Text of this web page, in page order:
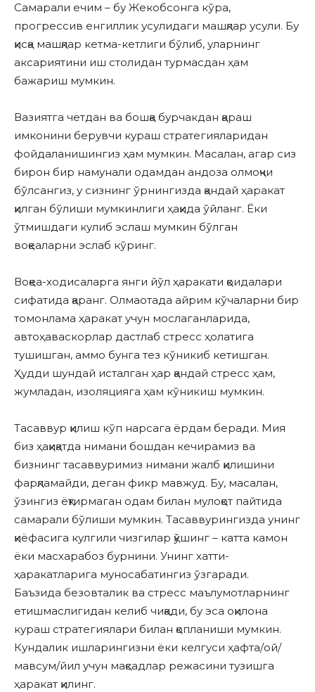
Самарали ечим – бу Жекобсонга кўра,
прогрессив енгиллик усулидаги машқлар усули. Бу
қисқа машқлар кетма-кетлиги бўлиб, уларнинг
аксариятини иш столидан турмасдан ҳам
бажариш мумкин.
Вазиятга четдан ва бошқа бурчакдан қараш
имконини берувчи кураш стратегияларидан
фойдаланишингиз ҳам мумкин. Масалан, агар сиз
бирон бир намунали одамдан андоза олмоқчи
бўлсангиз, у сизнинг ўрнингизда қандай ҳаракат
қилган бўлиши мумкинлиги ҳақида ўйланг. Ёки
ўтмишдаги кулиб эслаш мумкин бўлган
воқеаларни эслаб кўринг.
Воқеа-ходисаларга янги йўл ҳаракати қоидалари
сифатида қаранг. Олмаотада айрим кўчаларни бир
томонлама ҳаракат учун мослаганларида,
автоҳаваскорлар дастлаб стресс ҳолатига
тушишган, аммо бунга тез кўникиб кетишган.
Ҳудди шундай исталган ҳар қандай стресс ҳам,
жумладан, изоляцияга ҳам кўникиш мумкин.
Тасаввур қилиш кўп нарсага ёрдам беради. Мия
биз ҳақиқатда нимани бошдан кечирамиз ва
бизнинг тасаввуримиз нимани жалб қилишини
фарқламайди, деган фикр мавжуд. Бу, масалан,
ўзингиз ёқтирмаган одам билан мулоқот пайтида
самарали бўлиши мумкин. Тасаввурингизда унинг
қиёфасига кулгили чизгилар қўшинг – катта камон
ёки масхарабоз бурнини. Унинг хатти-
ҳаракатларига муносабатингиз ўзгаради.
Баъзида безовталик ва стресс маълумотларнинг
етишмаслигидан келиб чиқади, бу эса оқилона
кураш стратегиялари билан қопланиши мумкин.
Кундалик ишларингизни ёки келгуси ҳафта/ой/
мавсум/йил учун мақсадлар режасини тузишга
ҳаракат қилинг.